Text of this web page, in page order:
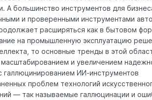
А большинство инструментов для
и проверенными инструментами
расширяться как в бытовом
на промышленную эксплуатацию
то основные тренды в этой
масштабированием и увеличением
ИИ-инструментов
проблем технологий
— так называемые галлюцинации и